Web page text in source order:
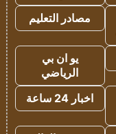
مصادر التعليم
يو ان بي
الرياضي
اخبار 24 ساعة